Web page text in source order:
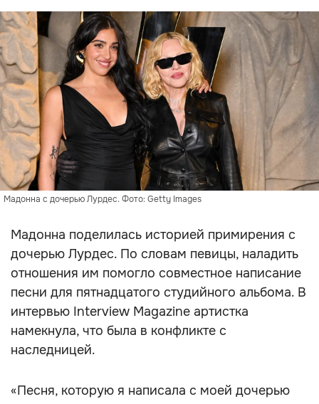
Мадонна с дочерью Лурдес. Фото: Getty Images
Мадонна поделилась историей примирения с
дочерью Лурдес. По словам певицы, наладить
отношения им помогло совместное написание
песни для пятнадцатого студийного альбома. В
интервью Interview Magazine артистка
намекнула, что была в конфликте с
наследницей.
«Песня, которую я написала с моей дочерью